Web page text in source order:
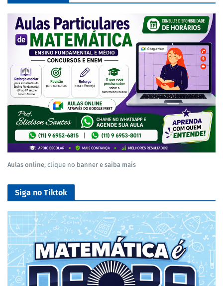
Aulas online, clique no banner e saiba mais
Siga no Tiktok